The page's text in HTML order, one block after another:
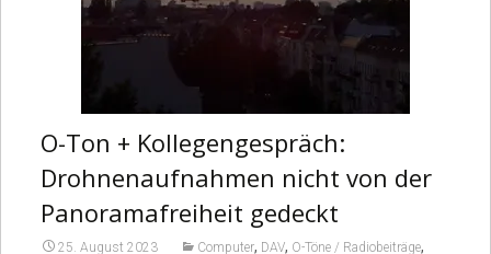
O-Ton + Kollegengespräch:
Drohnenaufnahmen nicht von der
Panoramafreiheit gedeckt
25. August 2023 Computer, DAV, O-Töne / Radiobeiträge,